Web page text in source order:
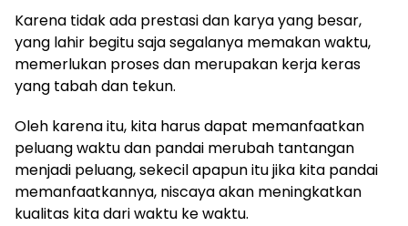
Karena tidak ada prestasi dan karya yang besar,
yang lahir begitu saja segalanya memakan waktu,
memerlukan proses dan merupakan kerja keras
yang tabah dan tekun.
Oleh karena itu, kita harus dapat memanfaatkan
peluang waktu dan pandai merubah tantangan
menjadi peluang, sekecil apapun itu jika kita pandai
memanfaatkannya, niscaya akan meningkatkan
kualitas kita dari waktu ke waktu.